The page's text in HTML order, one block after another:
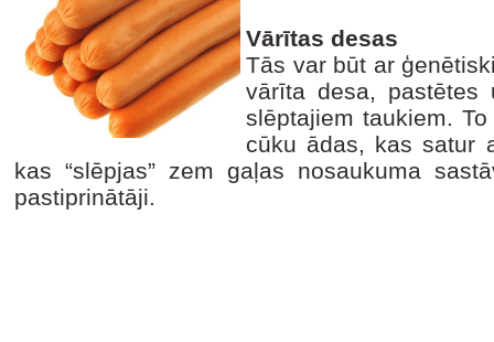
Vārītas desas
Tās var būt ar
vārīta desa,
slēptajiem taukiem.
cūku ādas, kas satur
kas “slēpjas” zem gaļas nosaukuma
pastiprinātāji.